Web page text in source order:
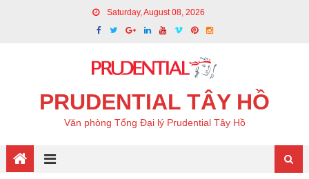
Saturday, August 08, 2026
PRUDENTIAL TÂY HỒ
Văn phòng Tổng Đại lý Prudential Tây Hồ